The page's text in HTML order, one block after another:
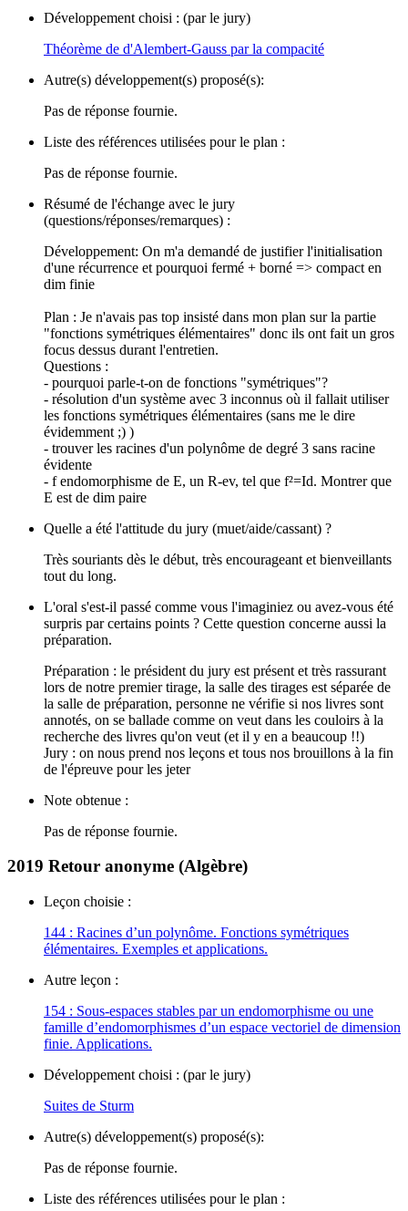
Développement choisi : (par le jury)
Théorème de d'Alembert-Gauss par la compacité
Autre(s) développement(s) proposé(s):
Pas de réponse fournie.
Liste des références utilisées pour le plan :
Pas de réponse fournie.
Résumé de l'échange avec le jury
(questions/réponses/remarques) :
Développement: On m'a demandé de justifier l'initialisation
d'une récurrence et pourquoi fermé + borné => compact en
dim finie
Plan : Je n'avais pas top insisté dans mon plan sur la partie
"fonctions symétriques élémentaires" donc ils ont fait un gros
focus dessus durant l'entretien.
Questions :
- pourquoi parle-t-on de fonctions "symétriques"?
- résolution d'un système avec 3 inconnus où il fallait utiliser
les fonctions symétriques élémentaires (sans me le dire
évidemment ;) )
- trouver les racines d'un polynôme de degré 3 sans racine
évidente
- f endomorphisme de E, un R-ev, tel que f²=Id. Montrer que
E est de dim paire
Quelle a été l'attitude du jury (muet/aide/cassant) ?
Très souriants dès le début, très encourageant et bienveillants
tout du long.
L'oral s'est-il passé comme vous l'imaginiez ou avez-vous été
surpris par certains points ? Cette question concerne aussi la
préparation.
Préparation : le président du jury est présent et très rassurant
lors de notre premier tirage, la salle des tirages est séparée de
la salle de préparation, personne ne vérifie si nos livres sont
annotés, on se ballade comme on veut dans les couloirs à la
recherche des livres qu'on veut (et il y en a beaucoup !!)
Jury : on nous prend nos leçons et tous nos brouillons à la fin
de l'épreuve pour les jeter
Note obtenue :
Pas de réponse fournie.
2019 Retour anonyme (Algèbre)
Leçon choisie :
144 : Racines d’un polynôme. Fonctions symétriques
élémentaires. Exemples et applications.
Autre leçon :
154 : Sous-espaces stables par un endomorphisme ou une
famille d’endomorphismes d’un espace vectoriel de dimension
finie. Applications.
Développement choisi : (par le jury)
Suites de Sturm
Autre(s) développement(s) proposé(s):
Pas de réponse fournie.
Liste des références utilisées pour le plan :